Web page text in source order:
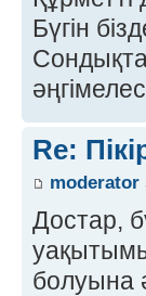
Бүгін
Re:
moderator
Достар,
болуына